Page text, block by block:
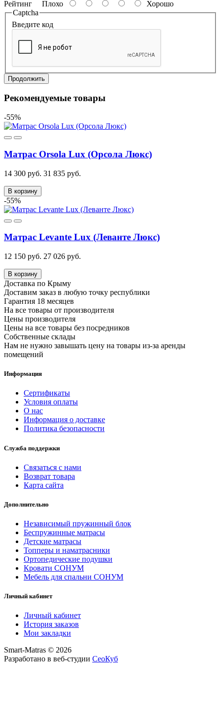
Рейтинг Плохо
Хорошо
Captcha
Введите код
Продолжить
Рекомендуемые товары
-55%
Матрас Orsola Lux (Орсола Люкс)
14 300 руб. 31 835 руб.
В корзину
-55%
Матрас Levante Lux (Леванте Люкс)
12 150 руб. 27 026 руб.
В корзину
Доставка по Крыму
Доставим заказ в любую точку республики
Гарантия 18 месяцев
На все товары от производителя
Цены производителя
Цены на все товары без посредников
Собственные склады
Нам не нужно завышать цену на товары из-за аренды
помещений
Информация
Сертификаты
Условия оплаты
О нас
Информация о доставке
Политика безопасности
Служба поддержки
Связаться с нами
Возврат товара
Карта сайта
Дополнительно
Независимый пружинный блок
Беспружинные матрасы
Детские матрасы
Топперы и наматрасники
Ортопедические подушки
Кровати СОНУМ
Мебель для спальни СОНУМ
Личный кабинет
Личный кабинет
История заказов
Мои закладки
Smart-Matras © 2026
Разработано в веб-студии СеоКуб